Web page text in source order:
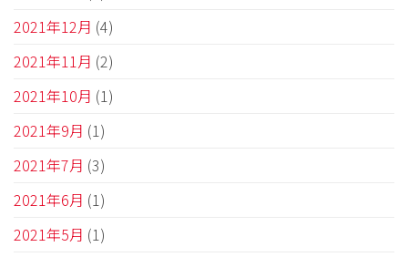
2021年12月 (4)
2021年11月 (2)
2021年10月 (1)
2021年9月 (1)
2021年7月 (3)
2021年6月 (1)
2021年5月 (1)